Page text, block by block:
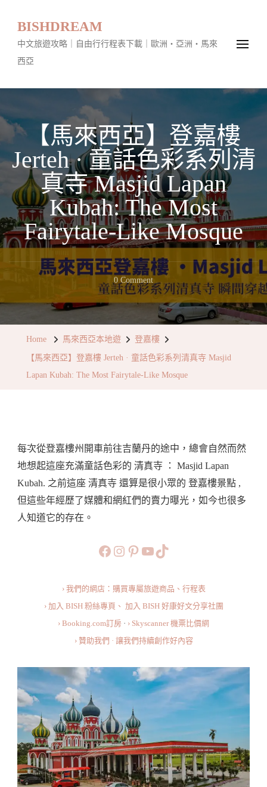
BISHDREAM
中文旅遊攻略｜自由行行程表下載｜歐洲・亞洲・馬來
西亞
【馬來西亞】登嘉樓
Jerteh · 童話色彩系列清
真寺 Masjid Lapan
Kubah: The Most
Fairytale-Like Mosque
0 CommentOn
【馬
來
童
話
色
彩
清
寺
Masjid
Lapan
Kubah:
Most
Fairytale-
Home 馬來西亞本地遊 登嘉樓
【馬來西亞】登嘉樓 Jerteh · 童話色彩系列清真寺 Masjid
Lapan Kubah: The Most Fairytale-Like Mosque
每次從登嘉樓州開車前往吉蘭丹的途中，總會自然而然
地想起這座充滿童話色彩的 清真寺 ： Masjid Lapan
Kubah. 之前這座 清真寺 還算是很小眾的 登嘉樓景點 ,
但這些年經歷了媒體和網紅們的賣力曝光，如今也很多
人知道它的存在。
https://www.facebook.com/
https://
https://
旅行美食小短片TikTok
› 我們的網店：購買專屬旅遊商品、行程表
› 加入 BISH 粉絲專頁、 加入 BISH 好康好文分享社團
› Booking.com訂房 · › Skyscanner 機票比價網
› 贊助我們 · 讓我們持續創作好內容